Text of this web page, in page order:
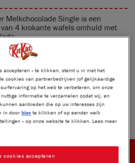
Melkchocolade Single is een
4 krokante wafels omhuld met
accepteren » te klikken, stemt u in met het
cookies van partnerbedrijven (of gelijkaardige
op het web te verbeteren, om onze
informatie te verzamelen zodat wij, en
aanbieden die op uw interesses zijn
in doorhier te klikken of op eender welk
» op onze website te klikken. Lees meer
cookies accepteren